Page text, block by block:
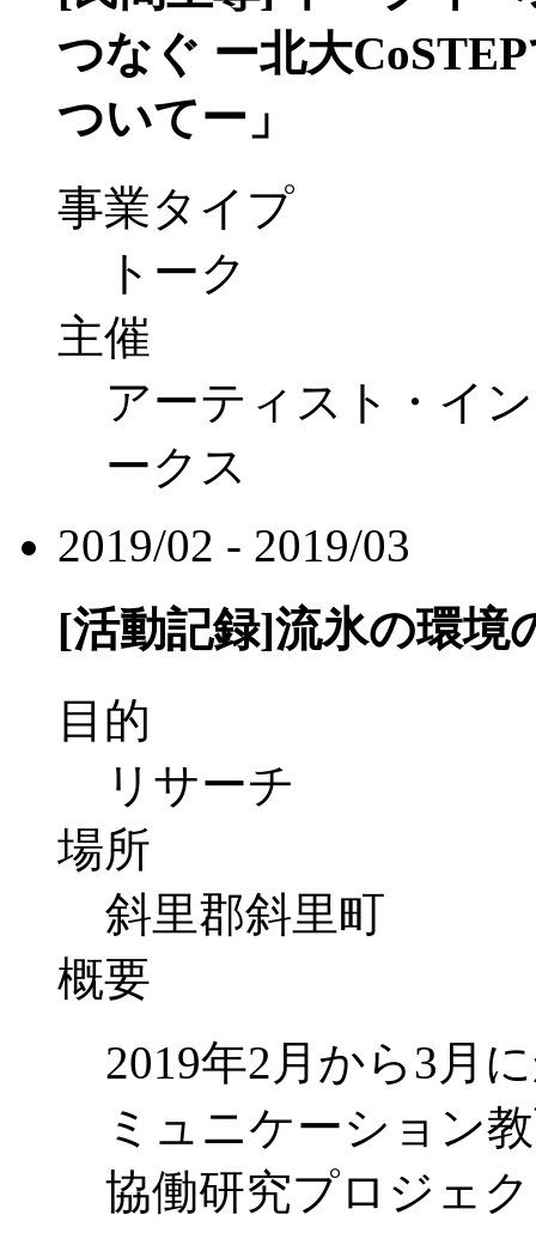
つなぐ ー北大
ついてー」
事業タイプ
トーク
主催
アーティスト・イ
ークス
2019/02 - 2019/03
[活動記録]流氷の環境
目的
リサーチ
場所
斜里郡斜里町
概要
2019年2月から3月
ミュニケーション
協働研究プロジェ